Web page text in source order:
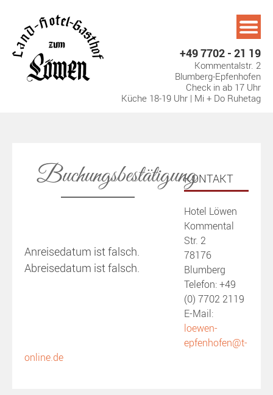
content
+49 7702 - 21 19
Kommentalstr. 2
Blumberg-Epfenhofen
Check in ab 17 Uhr
Küche 18-19 Uhr | Mi + Do Ruhetag
Buchungsbestätigung
Anreisedatum ist falsch.
Abreisedatum ist falsch.
KONTAKT
Hotel Löwen
Kommental
Str. 2
78176
Blumberg
Telefon: +49
(0) 7702 2119
E-Mail:
loewen-
epfenhofen@t-
online.de